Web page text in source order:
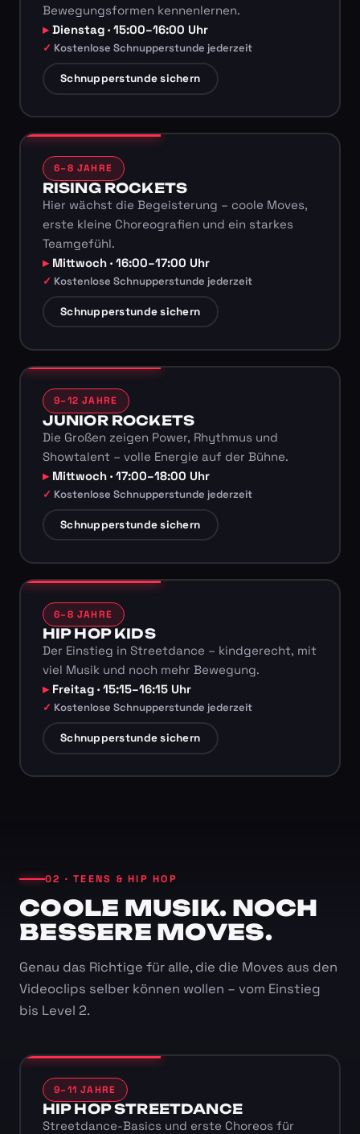
Bewegungsformen kennenlernen.
Dienstag · 15:00–16:00 Uhr
Kostenlose Schnupperstunde jederzeit
Schnupperstunde sichern
6–8 JAHRE
RISING ROCKETS
Hier wächst die Begeisterung – coole Moves,
erste kleine Choreografien und ein starkes
Teamgefühl.
Mittwoch · 16:00–17:00 Uhr
Kostenlose Schnupperstunde jederzeit
Schnupperstunde sichern
9–12 JAHRE
JUNIOR ROCKETS
Die Großen zeigen Power, Rhythmus und
Showtalent – volle Energie auf der Bühne.
Mittwoch · 17:00–18:00 Uhr
Kostenlose Schnupperstunde jederzeit
Schnupperstunde sichern
6–8 JAHRE
HIP HOP KIDS
Der Einstieg in Streetdance – kindgerecht, mit
viel Musik und noch mehr Bewegung.
Freitag · 15:15–16:15 Uhr
Kostenlose Schnupperstunde jederzeit
Schnupperstunde sichern
02 · TEENS & HIP HOP
COOLE MUSIK. NOCH
BESSERE MOVES.
Genau das Richtige für alle, die die Moves aus den
Videoclips selber können wollen – vom Einstieg
bis Level 2.
9–11 JAHRE
HIP HOP STREETDANCE
Streetdance-Basics und erste Choreos für